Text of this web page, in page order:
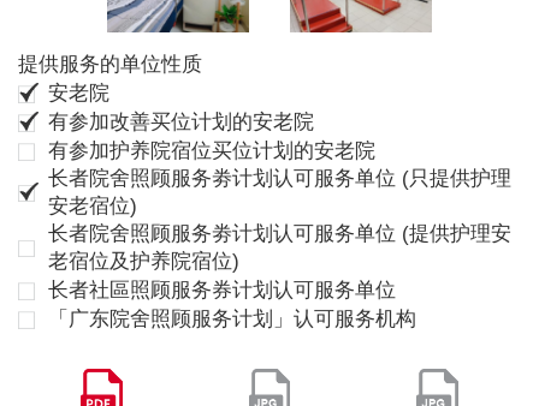
提供服务的单位性质
安老院
有参加改善买位计划的安老院
有参加护养院宿位买位计划的安老院
长者院舍照顾服务劵计划认可服务单位 (只提供护理
安老宿位)
长者院舍照顾服务劵计划认可服务单位 (提供护理安
老宿位及护养院宿位)
长者社區照顾服务券计划认可服务单位
「广东院舍照顾服务计划」认可服务机构